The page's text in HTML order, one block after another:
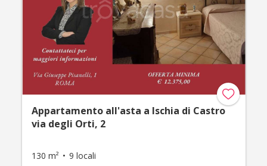
Appartamento all'asta a Ischia di Castro
via degli Orti, 2
130 m² 9 locali